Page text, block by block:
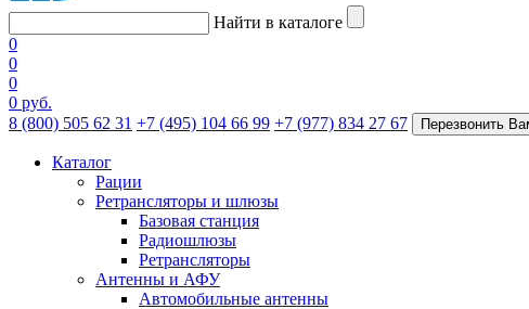
Найти в каталоге
0
0
0
0 руб.
8 (800) 505 62 31 +7 (495) 104 66 99 +7 (977) 834 27 67 Перезвонить
Каталог
Рации
Ретрансляторы и шлюзы
Базовая станция
Радиошлюзы
Ретрансляторы
Антенны и АФУ
Автомобильные антенны